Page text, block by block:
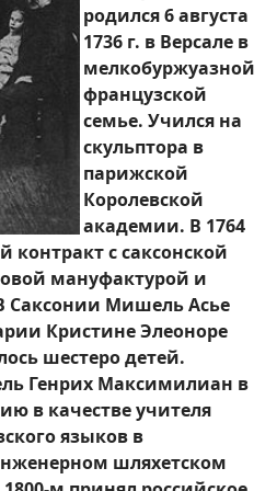
родился 6 августа
1736 г. в Версале в
мелкобуржуазной
французской
семье. Учился на
скульптора в
парижской
Королевской
академии. В 1764
контракт с саксонской
мануфактурой и
Саксонии Мишель Асье
Кристине Элеоноре
шестеро детей.
Генрих Максимилиан в
в качестве учителя
языков в
шляхетском